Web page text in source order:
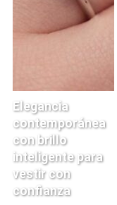
Elegancia
contemporánea
con brillo
inteligente para
vestir con
confianza